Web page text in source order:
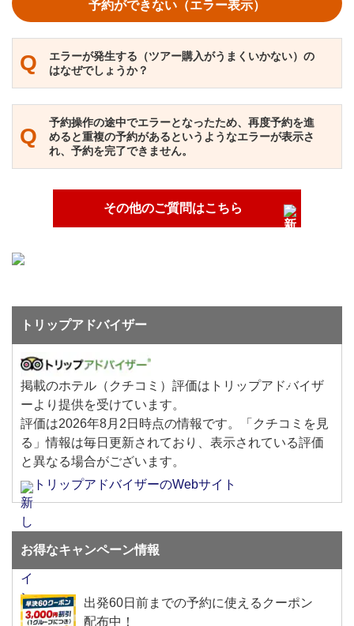
予約ができない（エラー表示）
Q
エラーが発生する（ツアー購入がうまくいかない）の
はなぜでしょうか？
Q
予約操作の途中でエラーとなったため、再度予約を進
めると重複の予約があるというようなエラーが表示さ
れ、予約を完了できません。
その他のご質問はこちら
トリップアドバイザー
掲載のホテル（クチコミ）評価はトリップアドバイザ
ーより提供を受けています。
評価は2026年8月2日 時点の情報です。「クチコミを見
る」情報は毎日更新されており、表示されている評価
と異なる場合がございます。
トリップアドバイザーのWebサイト
お得なキャンペーン情報
出発60日前までの予約に使えるクーポン
配布中！